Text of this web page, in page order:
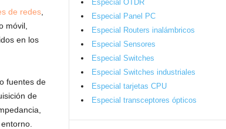
de redes,
móvil,
en los
fuentes de
de
Especial OTDR
Especial Panel PC
Especial Routers inalámbricos
Especial Sensores
Especial Switches
Especial Switches industriales
Especial tarjetas CPU
Especial transceptores ópticos